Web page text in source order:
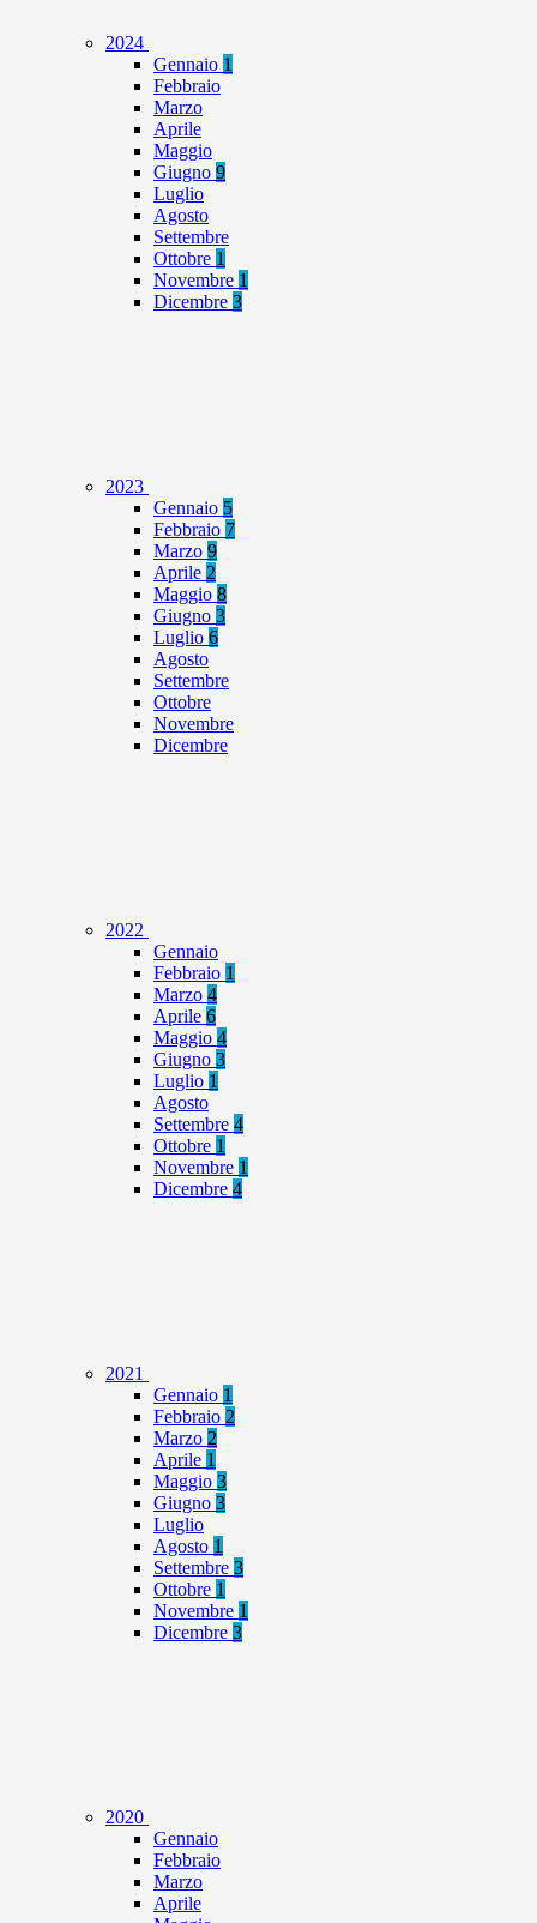
2024
Gennaio 1
Febbraio
Marzo
Aprile
Maggio
Giugno 9
Luglio
Agosto
Settembre
Ottobre 1
Novembre 1
Dicembre 3
2023
Gennaio 5
Febbraio 7
Marzo 9
Aprile 2
Maggio 8
Giugno 3
Luglio 6
Agosto
Settembre
Ottobre
Novembre
Dicembre
2022
Gennaio
Febbraio 1
Marzo 4
Aprile 6
Maggio 4
Giugno 3
Luglio 1
Agosto
Settembre 4
Ottobre 1
Novembre 1
Dicembre 4
2021
Gennaio 1
Febbraio 2
Marzo 2
Aprile 1
Maggio 3
Giugno 3
Luglio
Agosto 1
Settembre 3
Ottobre 1
Novembre 1
Dicembre 3
2020
Gennaio
Febbraio
Marzo
Aprile